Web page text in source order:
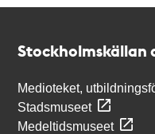
Stockholmskällan
Medioteket,
Stadsmuseet
Medeltidsmuseet